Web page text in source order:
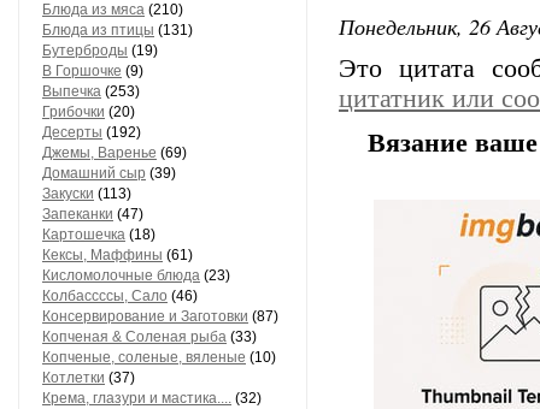
Блюда из мяса (210)
Блюда из птицы (131)
Бутерброды (19)
В Горшочке (9)
Выпечка (253)
Грибочки (20)
Десерты (192)
Джемы, Варенье (69)
Домашний сыр (39)
Закуски (113)
Запеканки (47)
Картошечка (18)
Кексы, Маффины (61)
Кисломолочные блюда (23)
Колбассссы, Сало (46)
Консервирование и Заготовки (87)
Копченая & Соленая рыба (33)
Копченые, соленые, вяленые (10)
Котлетки (37)
Крема, глазури и мастика.... (32)
Понедельник, 26
Это цитата
цитатник или
Вязание